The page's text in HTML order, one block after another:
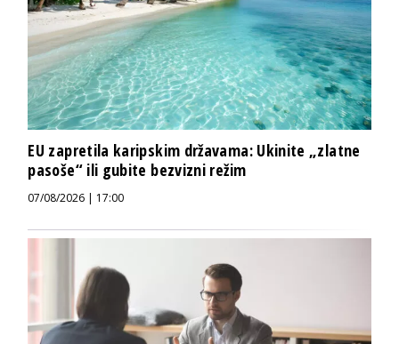
EU zapretila karipskim državama: Ukinite „zlatne
pasoše“ ili gubite bezvizni režim
07/08/2026 | 17:00